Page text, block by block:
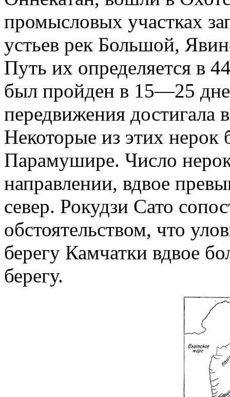
промысловых участках
устьев рек Большой,
Путь их определяется
был пройден в 15—25
передвижения
Некоторые из этих
Парамушире. Число
направлении, вдвое
север. Рокудзи Сато
обстоятельством, что
берегу Камчатки вдвое
берегу.